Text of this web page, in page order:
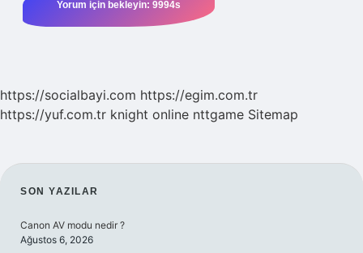
https://socialbayi.com https://egim.com.tr
https://yuf.com.tr knight online nttgame Sitemap
SIDEBAR
SON YAZILAR
Canon AV modu nedir ?
Ağustos 6, 2026